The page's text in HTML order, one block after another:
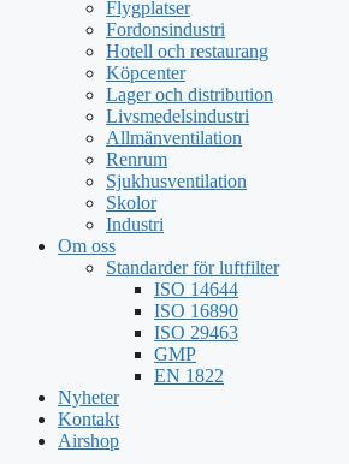
Flygplatser
Fordonsindustri
Hotell och restaurang
Köpcenter
Lager och distribution
Livsmedelsindustri
Allmänventilation
Renrum
Sjukhusventilation
Skolor
Industri
Om oss
Standarder för luftfilter
ISO 14644
ISO 16890
ISO 29463
GMP
EN 1822
Nyheter
Kontakt
Airshop